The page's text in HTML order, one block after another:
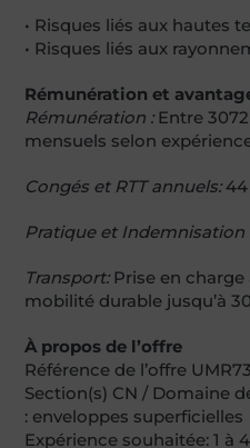
• Risques liés aux hautes
• Risques liés aux
Rémunération et
Rémunération : Entre
mensuels selon
Congés et RTT annuels:
Pratique et Indemnisation
Transport: Prise en
mobilité durable jusqu’à
À propos de l’offre
Référence de l’offre
Section(s) CN / Domaine
: enveloppes superficielles
Expérience souhaitée: 1 à